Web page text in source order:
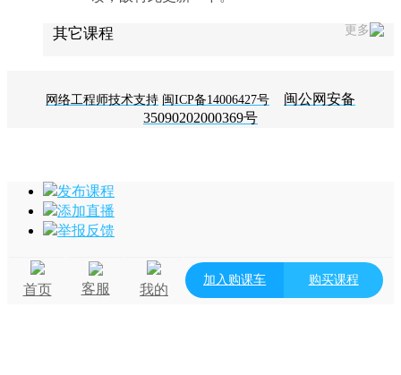
更多
其它课程
网络工程师技术支持 闽ICP备14006427号
闽公网安备
35090202000369号
发布课程
添加直播
举报反馈
首页 客服 我的
加入购课车 购买课程